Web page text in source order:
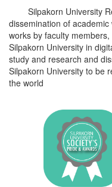
Silpakorn University
dissemination of
works by faculty
Silpakorn University in
study and research and
Silpakorn University to be
the world